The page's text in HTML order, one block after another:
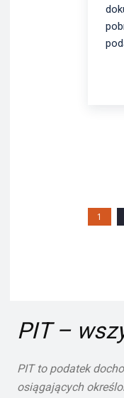
1
PIT –
PIT to podatek
osiągających